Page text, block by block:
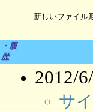
新しいファイル
・履
歴
2012/
サ